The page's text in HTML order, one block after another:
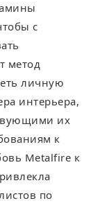
с
метод
личную
интерьера,
их
к
Metalfire к
по